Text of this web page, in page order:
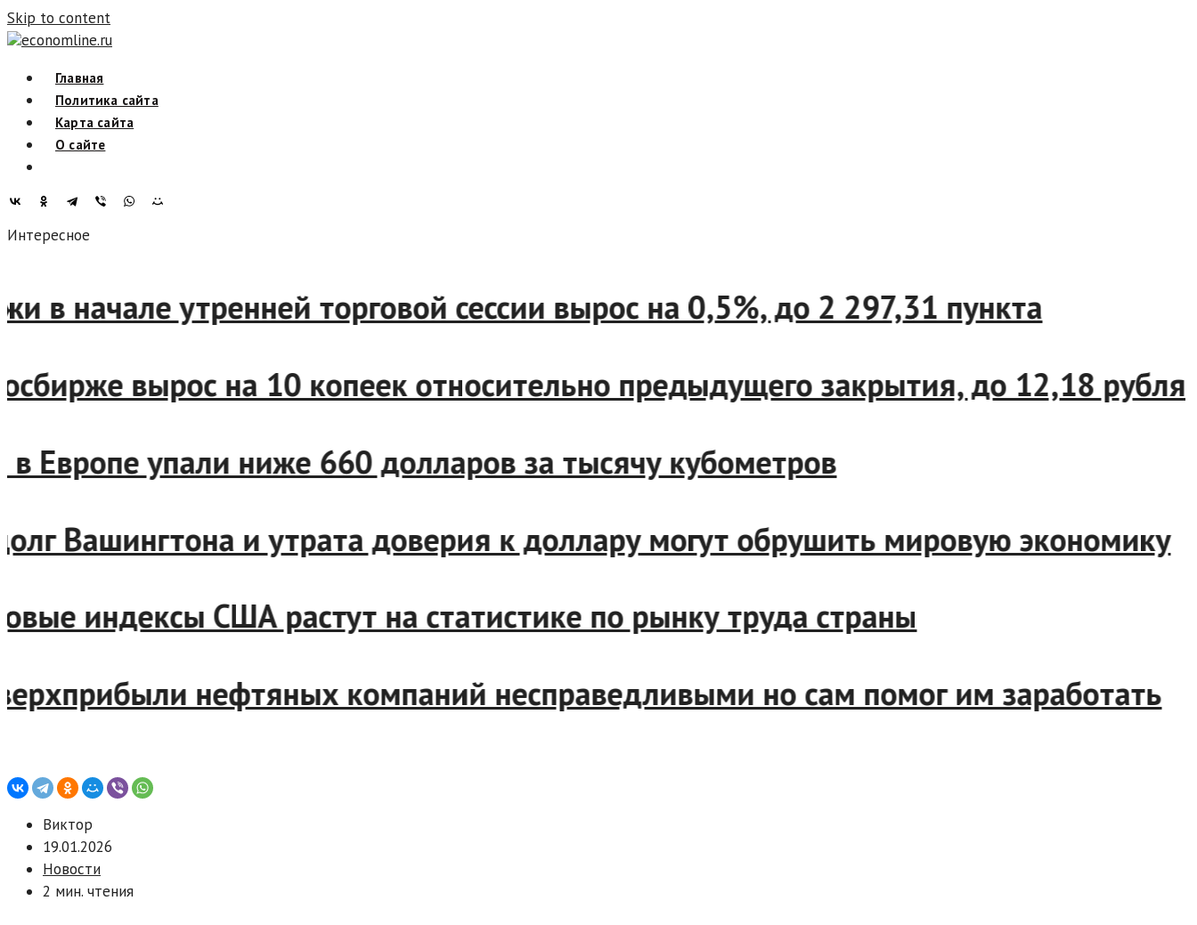
Skip to content
economline.ru
Главная
Политика сайта
Карта сайта
О сайте
Интересное
в начале утренней торговой сессии вырос на 0,5%, до 2 297,31 пункта
вырос на 10 копеек относительно предыдущего закрытия, до 12,18
в Европе упали ниже 660 долларов за тысячу кубометров
Вашингтона и утрата доверия к доллару могут обрушить мировую экономику
индексы США растут на статистике по рынку труда страны
нефтяных компаний несправедливыми но сам помог им заработать
Виктор
19.01.2026
Новости
2 мин. чтения